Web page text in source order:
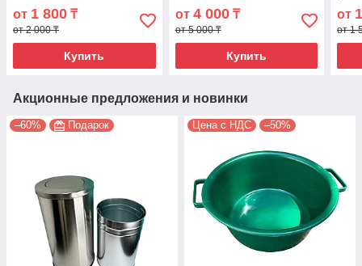
от 1 800 ₸
от 2 000 ₸
Купить
от 4 000₸
от 5 000 ₸
Купить
C,
от
от 1
Акционные предложения и новинки
–60% Подарок Цена с НДС –50%